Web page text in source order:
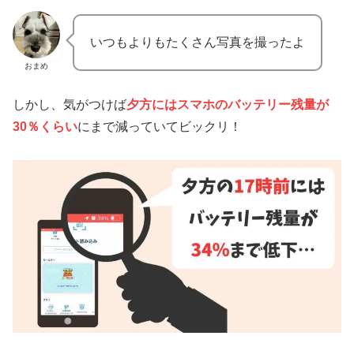
おまめ
いつもよりもたくさん写真を撮ったよ
しかし、気がつけば夕方にはスマホのバッテリー残量が
30％くらいにまで減っていてビックリ！